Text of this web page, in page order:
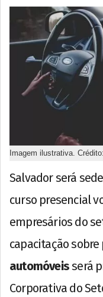
Imagem ilustrativa.
Salvador será
curso presencial
empresários do
capacitação sobre
automóveisserá
Corporativa do